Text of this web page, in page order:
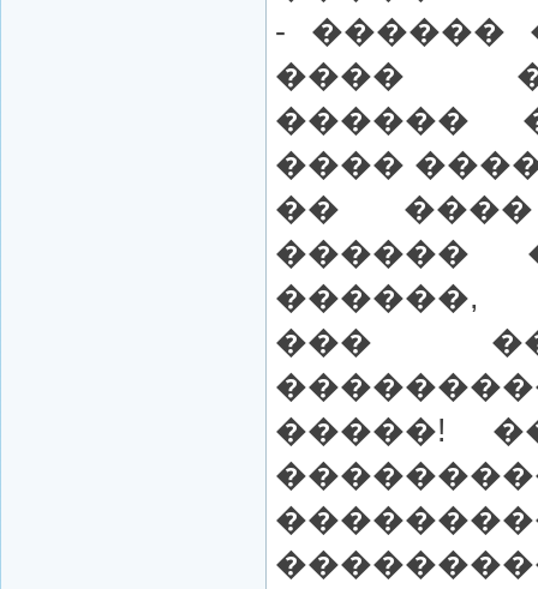
- ������
����
������
����
��
������
������,
���
�����!